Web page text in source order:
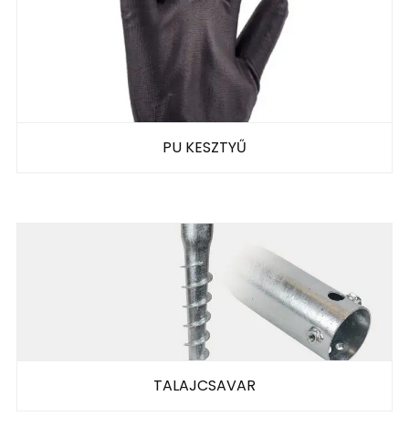
PU KESZTYŰ
TALAJCSAVAR